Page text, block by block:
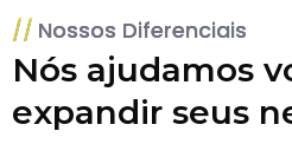
Nossos Diferenciais
Nós ajudamos
expandir seus